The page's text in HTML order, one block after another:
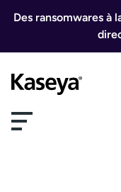
Des ransomwares